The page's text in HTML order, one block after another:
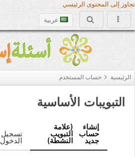
تجاوز إلى المحتوى الرئيسي
عربية
الرئيسية حساب المستخدم
التبويبات الأساسية
إنشاء
حساب
جديد
(علامة
التبويب
النشطة)
تسجيل
الدخول